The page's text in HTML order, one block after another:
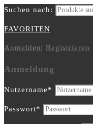
Suchen nach:
FAVORITEN
Anmelden| Registrieren
Anmeldung
Nutzername*
Passwort*